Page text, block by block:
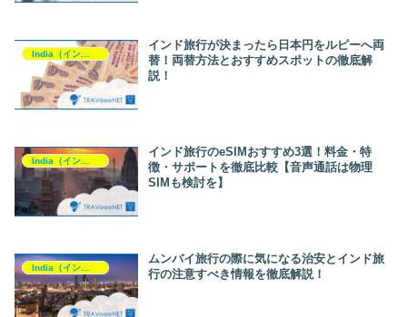
India（インド）
インド旅行が決まったら日本円をルピーへ両
替！両替方法とおすすめスポットの徹底解
説！
India（インド）
インド旅行のeSIMおすすめ3選！料金・特
徴・サポートを徹底比較【音声通話は物理
SIMも検討を】
ムンバイ旅行の際に気になる治安とインド旅
行の注意すべき情報を徹底解説！